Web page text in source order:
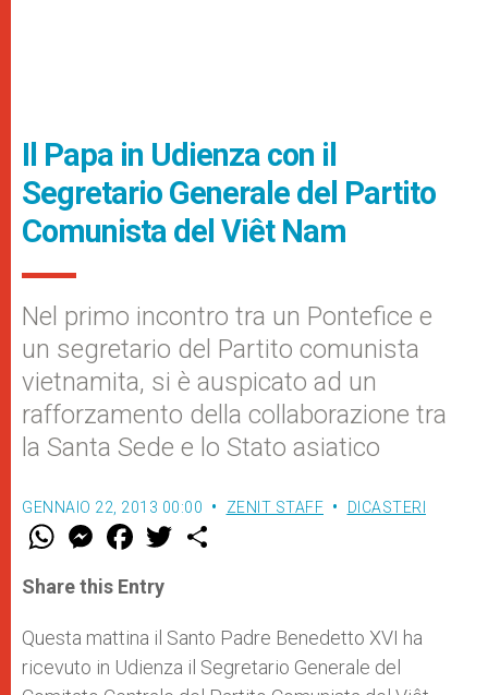
Il Papa in Udienza con il
Segretario Generale del Partito
Comunista del Viêt Nam
Nel primo incontro tra un Pontefice e
un segretario del Partito comunista
vietnamita, si è auspicato ad un
rafforzamento della collaborazione tra
la Santa Sede e lo Stato asiatico
GENNAIO 22, 2013 00:00 ZENIT STAFF DICASTERI
W
t
s
p
p
M
e
s
e
g
e
r
F
a
e
b
o
k
w
r
Share this Entry
Questa mattina il Santo Padre Benedetto XVI ha
ricevuto in Udienza il Segretario Generale del